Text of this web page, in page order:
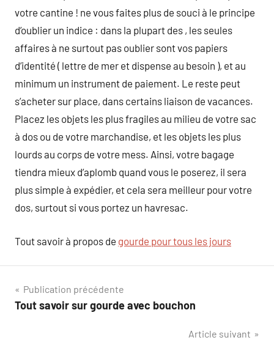
votre cantine ! ne vous faites plus de souci à le principe
d’oublier un indice : dans la plupart des , les seules
affaires à ne surtout pas oublier sont vos papiers
d’identité ( lettre de mer et dispense au besoin ), et au
minimum un instrument de paiement. Le reste peut
s’acheter sur place, dans certains liaison de vacances.
Placez les objets les plus fragiles au milieu de votre sac
à dos ou de votre marchandise, et les objets les plus
lourds au corps de votre mess. Ainsi, votre bagage
tiendra mieux d’aplomb quand vous le poserez, il sera
plus simple à expédier, et cela sera meilleur pour votre
dos, surtout si vous portez un havresac.
Tout savoir à propos de gourde pour tous les jours
Navigation
de
Publication précédente
Tout savoir sur gourde avec bouchon
Article suivant